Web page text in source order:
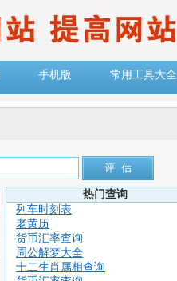
手机版 常用工具大全
热门查询
列车时刻表
老黄历
货币汇率查询
周公解梦大全
十二生肖属相查询